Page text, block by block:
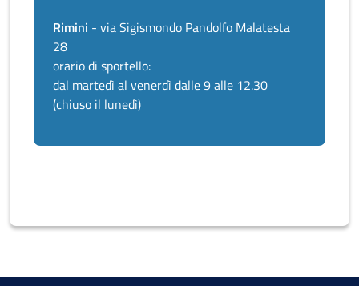
Rimini - via Sigismondo Pandolfo Malatesta
28
orario di sportello:
dal martedì al venerdì dalle 9 alle 12.30
(chiuso il lunedì)